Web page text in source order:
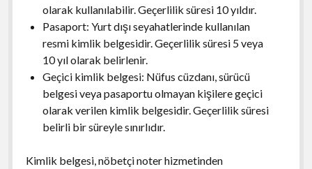
olarak kullanılabilir. Geçerlilik süresi 10 yıldır.
Pasaport: Yurt dışı seyahatlerinde kullanılan
resmi kimlik belgesidir. Geçerlilik süresi 5 veya
10 yıl olarak belirlenir.
Geçici kimlik belgesi: Nüfus cüzdanı, sürücü
belgesi veya pasaportu olmayan kişilere geçici
olarak verilen kimlik belgesidir. Geçerlilik süresi
belirli bir süreyle sınırlıdır.
Kimlik belgesi, nöbetçi noter hizmetinden